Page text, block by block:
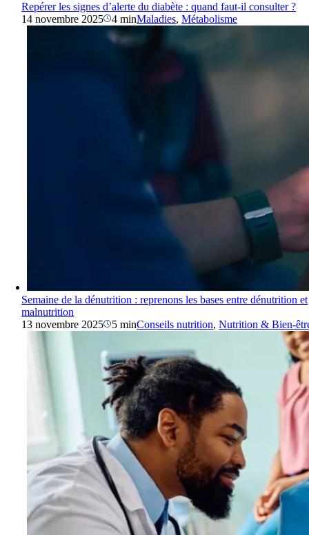
Repérer les signes d’alerte du diabète : quand faut-il consulter ?
14 novembre 2025
4 minMaladies,Métabolisme
Semaine de la dénutrition : reprenons les bases entre dénutrition et
malnutrition
13 novembre 2025
5 minConseils nutrition,Nutrition & Bien-